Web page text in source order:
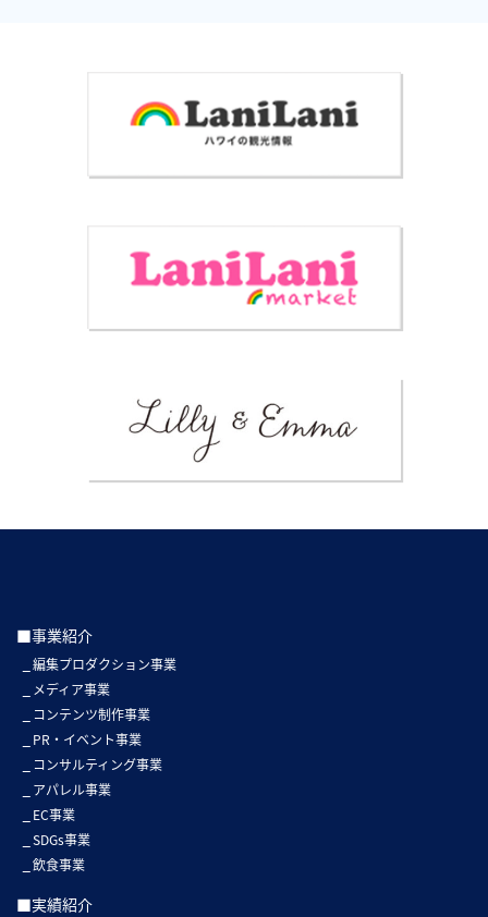
■事業紹介
編集プロダクション事業
メディア事業
コンテンツ制作事業
PR・イベント事業
コンサルティング事業
アパレル事業
EC事業
SDGs事業
飲食事業
■実績紹介